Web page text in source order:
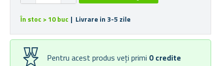
În stoc > 10 buc | Livrare in 3-5 zile
Pentru acest produs veți primi 0 credite